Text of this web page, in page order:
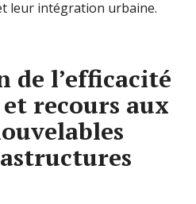
leur intégration urbaine.
de l’efficacité
recours aux